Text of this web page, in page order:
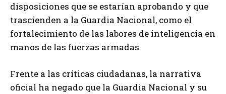
disposiciones que se estarían aprobando y que
trascienden a la Guardia Nacional, como el
fortalecimiento de las labores de inteligencia en
manos de las fuerzas armadas.
Frente a las críticas ciudadanas, la narrativa
oficial ha negado que la Guardia Nacional y su